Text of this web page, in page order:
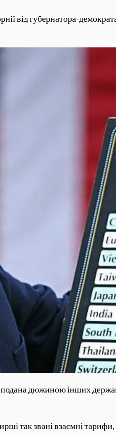
від губернатора-
подана дюжиною інших
так звані взаємні